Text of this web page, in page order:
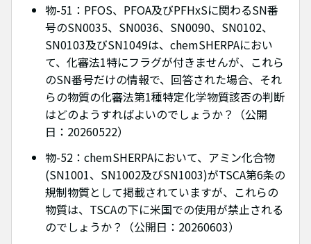
物-51：PFOS、PFOA及びPFHxSに関わるSN番
号のSN0035、SN0036、SN0090、SN0102、
SN0103及びSN1049は、chemSHERPAにおい
て、化審法1特にフラグが付きませんが、これら
のSN番号だけの情報で、回答された場合、それ
らの物質の化審法第1種特定化学物質該否の判断
はどのようすればよいのでしょうか？（公開
日：20260522）
物-52：chemSHERPAにおいて、アミン化合物
(SN1001、SN1002及びSN1003)がTSCA第6条の
規制物質として掲載されていますが、これらの
物質は、TSCAの下に米国での使用が禁止される
のでしょうか？（公開日：20260603）